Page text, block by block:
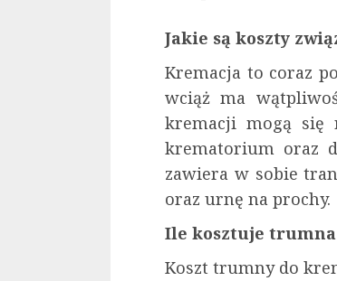
Jakie są koszty
Kremacja to coraz
wciąż ma
kremacji mogą się
krematorium oraz
zawiera w sobie
oraz urnę na prochy.
Ile kosztuje
Koszt trumny do